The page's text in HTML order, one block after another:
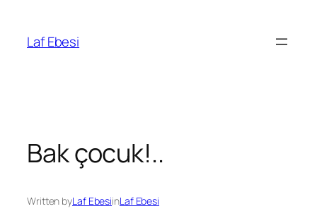
content
Laf Ebesi
Bak çocuk!..
Written byLaf EbesiinLaf Ebesi